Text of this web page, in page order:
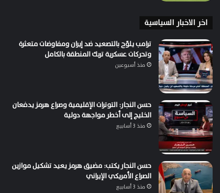
اخر الاخبار السياسية
ترامب يلوّح بالتصعيد ضد إيران ومفاوضات متعثرة
وتحركات عسكرية تربك المنطقة بالكامل
منذ أسبوعين
حسن النجار: التوترات الإقليمية وصراع هرمز يدفعان
الخليج إلى أخطر مواجهة دولية
منذ 3 أسابيع
حسن النجار يكتب: مضيق هرمز يعيد تشكيل موازين
الصراع الأمريكي الإيراني
منذ 3 أسابيع